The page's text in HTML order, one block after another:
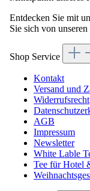
Entdecken Sie mit
Sie sich von
Shop Service
Kontakt
Versand und
Widerrufsrecht
AGB
Impressum
Newsletter
White Lable
Tee für Hotel